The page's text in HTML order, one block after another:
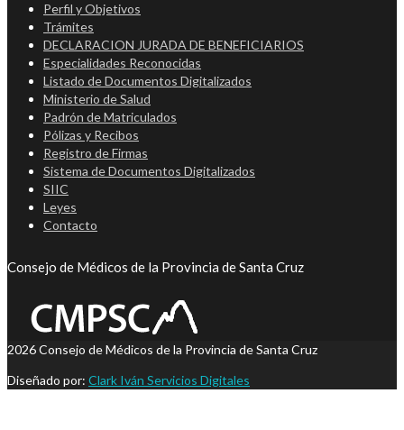
Perfil y Objetivos
Trámites
DECLARACION JURADA DE BENEFICIARIOS
Especialidades Reconocidas
Listado de Documentos Digitalizados
Ministerio de Salud
Padrón de Matriculados
Pólizas y Recibos
Registro de Firmas
Sistema de Documentos Digitalizados
SIIC
Leyes
Contacto
Consejo de Médicos de la Provincia de Santa Cruz
2026 Consejo de Médicos de la Provincia de Santa Cruz
Diseñado por: Clark Iván Servicios Digitales